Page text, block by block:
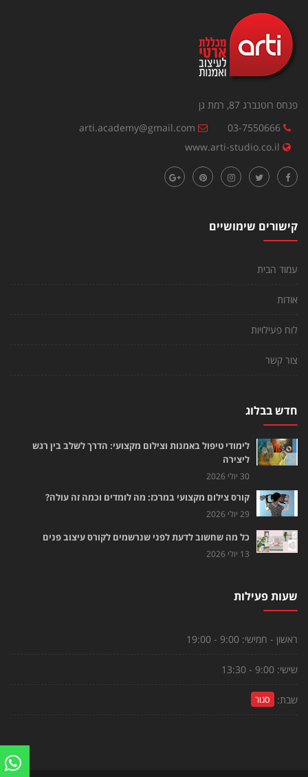
פנחס רוטנברג 87, רמת גן
03-7550666
arti.academy@gmail.com
www.arti-studio.co.il
קישורים שימושיים
עמוד הבית
אודות
לוח פעילויות
צור קשר
חדש בבלוג
לימודי טיפול באמנות וצילום מקצועי: הדרך לשלב בין רגש
ליצירה
30 יולי 2026
קורס צילום מקצועי במרכז: מה לומדים וכמה זה עולה?
29 יולי 2026
כל מה שחשוב לדעת לפני שנרשמים לקורס עיצוב פנים
13 יולי 2026
שעות פעילות
ראשון - חמישי: 9:00 - 19:00
שישי: 9:00 - 13:30
שבת: סגור